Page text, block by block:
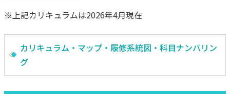
※上記カリキュラムは2026年4⽉現在
カリキュラム・マップ・履修系統図・科目ナンバリン
グ